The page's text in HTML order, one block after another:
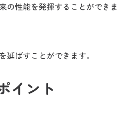
性能を発揮することができま
ばすことができます。
イント